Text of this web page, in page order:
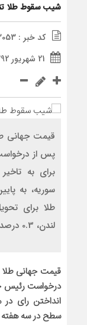
شیب سقوط طلا
کد خبر : 3053
21 شهریور 1392 - 14:20
قیمت جهانی
پس از
برای به
سوریه، به
طلا برای
لندن، 0.3 درصد افزایش یافت و […]
قیمت جهانی
درخواست رئیس
انداختن رای در
سطح در سه هفته